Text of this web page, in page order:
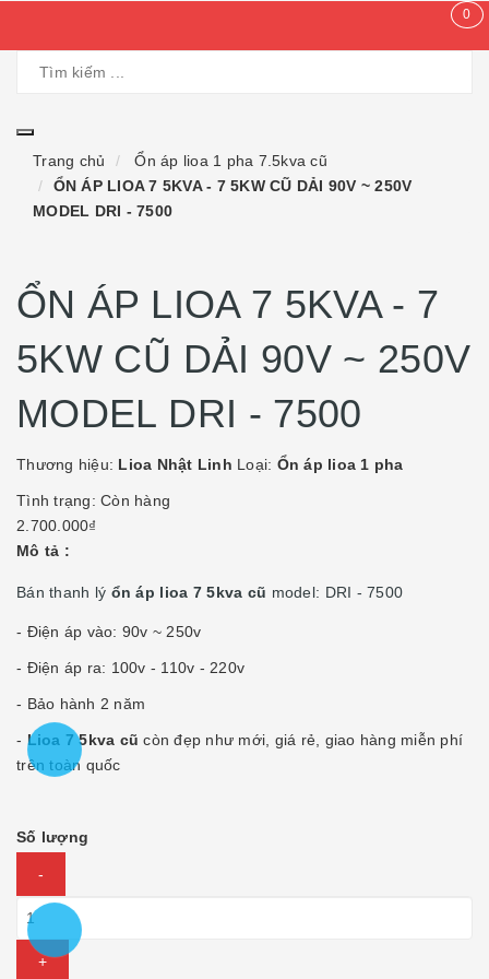
0
Trang chủ
Ổn áp lioa 1 pha 7.5kva cũ
ỔN ÁP LIOA 7 5KVA - 7 5KW CŨ DẢI 90V ~ 250V
MODEL DRI - 7500
ỔN ÁP LIOA 7 5KVA - 7
5KW CŨ DẢI 90V ~ 250V
MODEL DRI - 7500
Thương hiệu: Lioa Nhật Linh Loại: Ổn áp lioa 1 pha
Tình trạng: Còn hàng
2.700.000₫
Mô tả :
Bán thanh lý ổn áp lioa 7 5kva cũ model: DRI - 7500
- Điện áp vào: 90v ~ 250v
- Điện áp ra: 100v - 110v - 220v
- Bảo hành 2 năm
- Lioa 7 5kva cũ còn đẹp như mới, giá rẻ, giao hàng miễn phí
trên toàn quốc
Số lượng
-
+